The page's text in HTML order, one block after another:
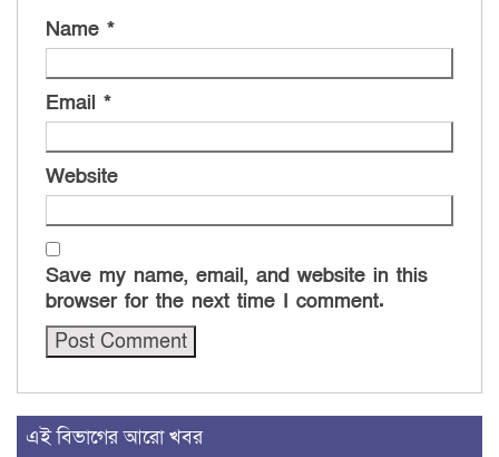
Name *
Email *
Website
Save my name, email, and website in this
browser for the next time I comment.
এই বিভাগের আরো খবর